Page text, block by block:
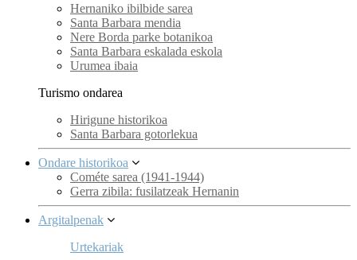
Hernaniko ibilbide sarea
Santa Barbara mendia
Nere Borda parke botanikoa
Santa Barbara eskalada eskola
Urumea ibaia
Turismo ondarea
Hirigune historikoa
Santa Barbara gotorlekua
Ondare historikoa
Cométe sarea (1941-1944)
Gerra zibila: fusilatzeak Hernanin
Argitalpenak
Urtekariak